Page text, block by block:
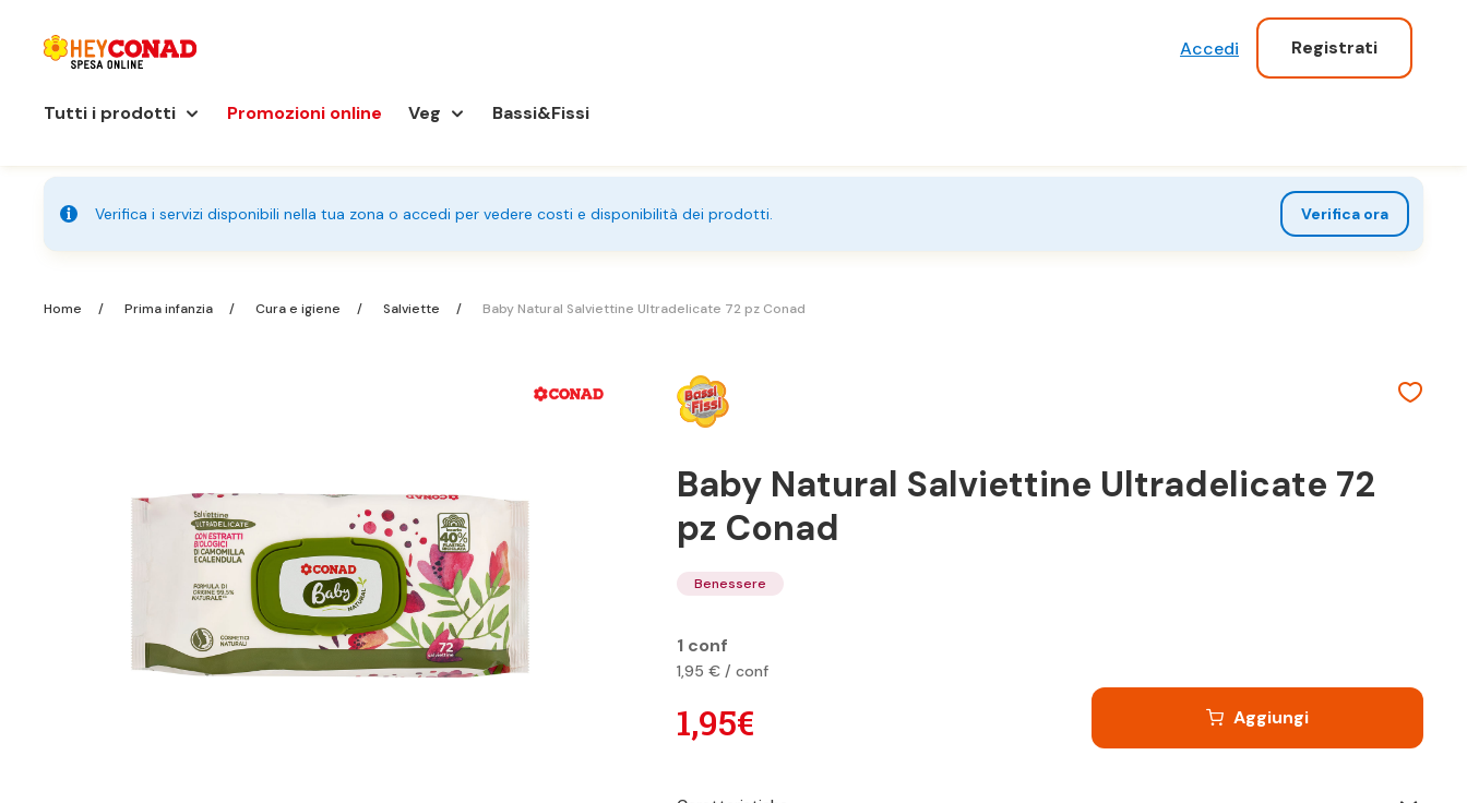
Accedi Registrati
Tutti i prodotti Promozioni online Veg Bassi&Fissi
Verifica i servizi disponibili nella tua zona o accedi per vedere costi e disponibilità dei prodotti. Verifica ora
Home Prima infanzia Cura e igiene Salviette Baby Natural Salviettine Ultradelicate 72 pz Conad
Baby Natural Salviettine Ultradelicate 72
pz Conad
Benessere
1 conf
1,95 € / conf
1,95€ Aggiungi